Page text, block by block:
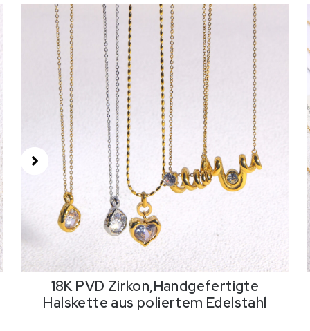
18K PVD Zirkon,Handgefertigte
Halskette aus poliertem Edelstahl